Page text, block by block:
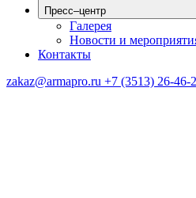
Пресс–центр
Галерея
Новости и
Контакты
zakaz@armapro.ru +7 (3513) 26-46-